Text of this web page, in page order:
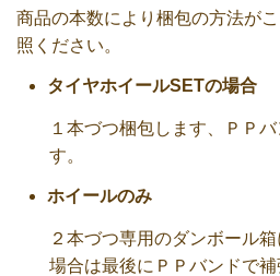
商品の本数により梱包の方法が
照ください。
タイヤホイールSETの場合
１本づつ梱包します、ＰＰ
す。
ホイールのみ
２本づつ専用のダンボール
場合は最後にＰＰバンドで